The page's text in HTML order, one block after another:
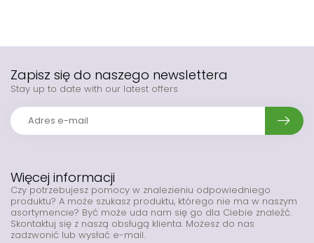
Więcej informacji
Czy potrzebujesz pomocy w znalezieniu odpowiedniego
produktu? A może szukasz produktu, którego nie ma w naszym
asortymencie? Być może uda nam się go dla Ciebie znaleźć.
Skontaktuj się z naszą obsługą klienta. Możesz do nas
zadzwonić lub wysłać e-mail.
Zapisz się do naszego newslettera
Stay up to date with our latest offers